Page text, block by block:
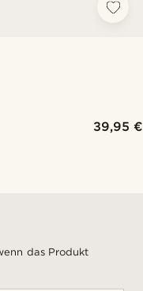
39,95 €
das Produkt